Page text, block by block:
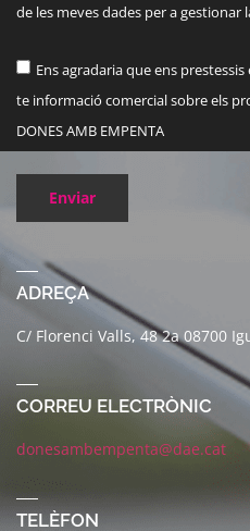
de les meves dades per a gestionar
Ens agradaria que ens
te informació comercial sobre els
DONES AMB EMPENTA
Enviar
ADREÇA
C/ Florenci Valls, 48 2a 08700
CORREU ELECTRÒNIC
donesambempenta@dae.cat
TELÈFON